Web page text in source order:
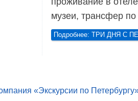
музеи, трансфер
Подробнее: ТРИ ДНЯ С
«Экскурсии по